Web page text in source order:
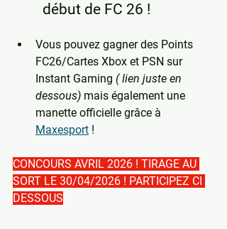
début de FC 26 !
Vous pouvez gagner des Points
FC26/Cartes Xbox et PSN sur
Instant Gaming ( lien juste en
dessous) mais également une
manette officielle grâce à
Maxesport !
CONCOURS AVRIL 2026 ! TIRAGE AU
SORT LE 30/04/2026 ! PARTICIPEZ CI
DESSOUS